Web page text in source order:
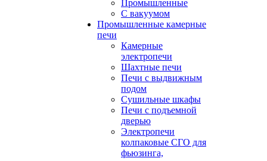
Промышленные
С вакуумом
Промышленные камерные
печи
Камерные
электропечи
Шахтные печи
Печи с выдвижным
подом
Сушильные шкафы
Печи с подъемной
дверью
Электропечи
колпаковые СГО для
фьюзинга,